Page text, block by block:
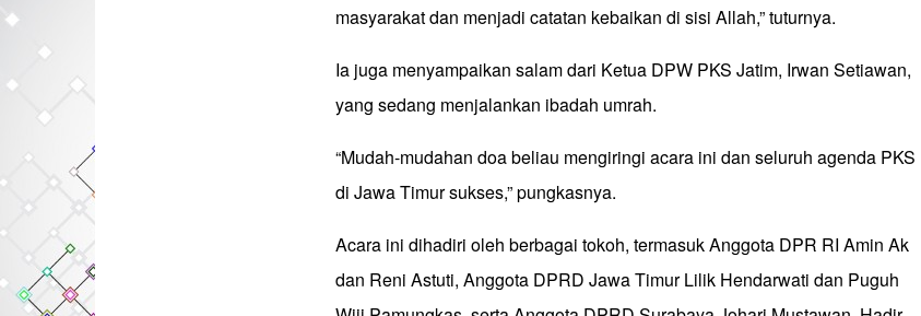
masyarakat dan menjadi catatan kebaikan di sisi Allah,” tuturnya.
Ia juga menyampaikan salam dari Ketua DPW PKS Jatim, Irwan Setiawan,
yang sedang menjalankan ibadah umrah.
“Mudah-mudahan doa beliau mengiringi acara ini dan seluruh agenda PKS
di Jawa Timur sukses,” pungkasnya.
Acara ini dihadiri oleh berbagai tokoh, termasuk Anggota DPR RI Amin Ak
dan Reni Astuti, Anggota DPRD Jawa Timur Lilik Hendarwati dan Puguh